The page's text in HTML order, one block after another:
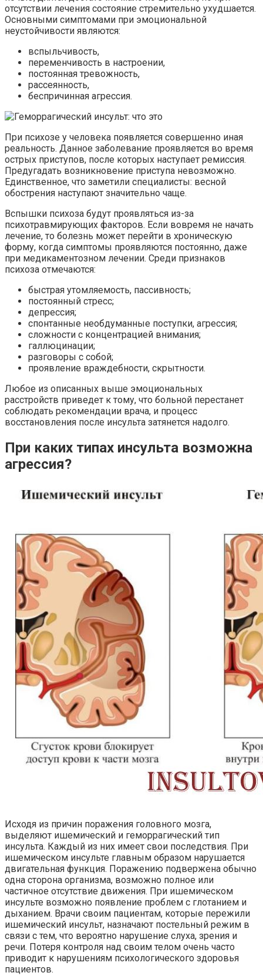
отсутствии лечения состояние стремительно ухудшается.
Основными симптомами при эмоциональной
неустойчивости являются:
вспыльчивость,
переменчивость в настроении,
постоянная тревожность,
рассеянность,
беспричинная агрессия.
При психозе у человека появляется совершенно иная
реальность. Данное заболевание проявляется во время
острых приступов, после которых наступает ремиссия.
Предугадать возникновение приступа невозможно.
Единственное, что заметили специалисты: весной
обострения наступают значительно чаще.
Вспышки психоза будут проявляться из-за
психотравмирующих факторов. Если вовремя не начать
лечение, то болезнь может перейти в хроническую
форму, когда симптомы проявляются постоянно, даже
при медикаментозном лечении. Среди признаков
психоза отмечаются:
быстрая утомляемость, пассивность;
постоянный стресс;
депрессия;
спонтанные необдуманные поступки, агрессия;
сложности с концентрацией внимания;
галлюцинации;
разговоры с собой;
проявление враждебности, скрытности.
Любое из описанных выше эмоциональных
расстройств приведет к тому, что больной перестанет
соблюдать рекомендации врача, и процесс
восстановления после инсульта затянется надолго.
При каких типах инсульта возможна
агрессия?
Исходя из причин поражения головного мозга,
выделяют ишемический и геморрагический тип
инсульта. Каждый из них имеет свои последствия. При
ишемическом инсульте главным образом нарушается
двигательная функция. Поражению подвержена обычно
одна сторона организма, возможно полное или
частичное отсутствие движения. При ишемическом
инсульте возможно появление проблем с глотанием и
дыханием. Врачи своим пациентам, которые пережили
ишемический инсульт, назначают постельный режим в
связи с тем, что вероятно нарушение слуха, зрения и
речи. Потеря контроля над своим телом очень часто
приводит к нарушениям психологического здоровья
пациентов.